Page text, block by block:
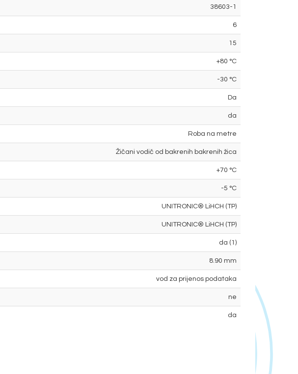
38603-1
6
15
+80 °C
-30 °C
Da
da
Roba na metre
Žičani vodič od bakrenih bakrenih žica
+70 °C
-5 °C
UNITRONIC® LiHCH (TP)
UNITRONIC® LiHCH (TP)
da (1)
8.90 mm
vod za prijenos podataka
ne
da